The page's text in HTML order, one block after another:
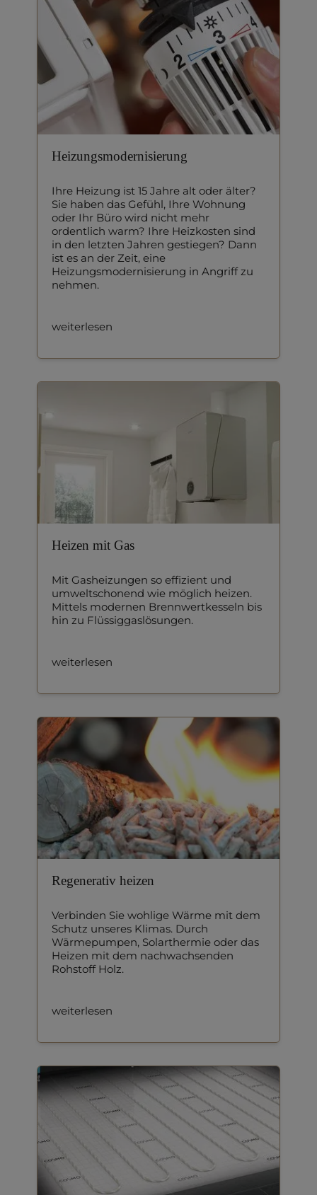
Heizungsmodernisierung
Ihre Heizung ist 15 Jahre alt oder älter?
Sie haben das Gefühl, Ihre Wohnung
oder Ihr Büro wird nicht mehr
ordentlich warm? Ihre Heizkosten sind
in den letzten Jahren gestiegen? Dann
ist es an der Zeit, eine
Heizungsmodernisierung in Angriff zu
nehmen.
weiterlesen
Heizen mit Gas
Mit Gasheizungen so effizient und
umweltschonend wie möglich heizen.
Mittels modernen Brennwertkesseln bis
hin zu Flüssiggaslösungen.
weiterlesen
Regenerativ heizen
Verbinden Sie wohlige Wärme mit dem
Schutz unseres Klimas. Durch
Wärmepumpen, Solarthermie oder das
Heizen mit dem nachwachsenden
Rohstoff Holz.
weiterlesen